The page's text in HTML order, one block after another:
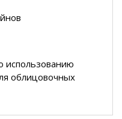
использованию
облицовочных